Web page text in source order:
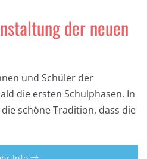
der neuen
und Schüler der
die ersten Schulphasen. In
schöne Tradition, dass die